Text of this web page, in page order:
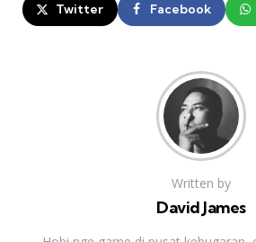
Twitter Facebook
Written by
David James